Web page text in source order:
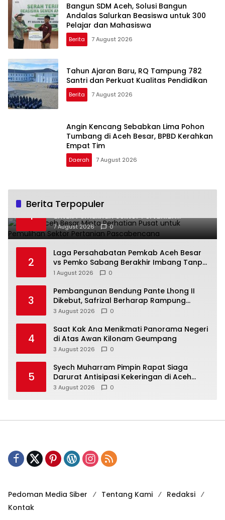
Bangun SDM Aceh, Solusi Bangun
Andalas Salurkan Beasiswa untuk 300
Pelajar dan Mahasiswa
Berita 7 August 2026
Tahun Ajaran Baru, RQ Tampung 782
Santri dan Perkuat Kualitas Pendidikan
Berita 7 August 2026
Angin Kencang Sebabkan Lima Pohon
Tumbang di Aceh Besar, BPBD Kerahkan
Empat Tim
Daerah 7 August 2026
Berita Terpopuler
1
Bupati Aceh Besar Minta Perhatian Pusat
untuk Pemulihan Sektor Pertanian
Pascabencana
7 August 2026 0
2
Laga Persahabatan Pemkab Aceh Besar
vs Pemko Sabang Berakhir Imbang Tanpa
Gol
1 August 2026 0
3
Pembangunan Bendung Pante Lhong II
Dikebut, Safrizal Berharap Rampung
Sesuai Target
3 August 2026 0
4
Saat Kak Ana Menikmati Panorama Negeri
di Atas Awan Kilonam Geumpang
3 August 2026 0
5
Syech Muharram Pimpin Rapat Siaga
Darurat Antisipasi Kekeringan di Aceh
Besar
3 August 2026 0
Pedoman Media Siber Tentang Kami
Redaksi
Kontak